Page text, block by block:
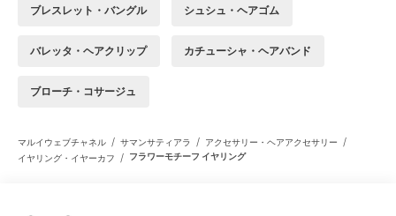
ブレスレット・バングル シュシュ・ヘアゴム
バレッタ・ヘアクリップ カチューシャ・ヘアバンド
ブローチ・コサージュ
マルイウェブチャネル / サマンサティアラ / アクセサリー・ヘアアクセサリー /
イヤリング・イヤーカフ / フラワーモチーフ イヤリング